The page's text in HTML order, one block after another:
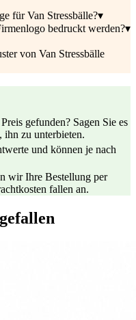
für Van Stressbälle?▾
bedruckt werden?▾
von Van Stressbälle
gefunden? Sagen Sie es
ihn zu unterbieten.
und können je nach
wir Ihre Bestellung per
fallen an.